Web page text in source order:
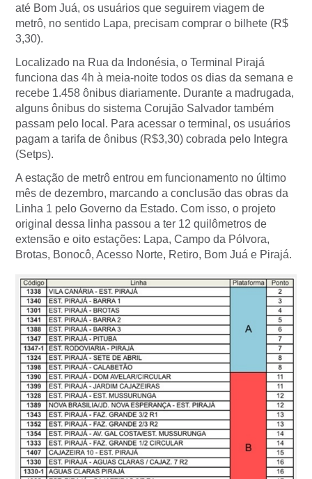
até Bom Juá, os usuários que seguirem viagem de
metrô, no sentido Lapa, precisam comprar o bilhete (R$
3,30).
Localizado na Rua da Indonésia, o Terminal Pirajá
funciona das 4h à meia-noite todos os dias da semana e
recebe 1.458 ônibus diariamente. Durante a madrugada,
alguns ônibus do sistema Corujão Salvador também
passam pelo local. Para acessar o terminal, os usuários
pagam a tarifa de ônibus (R$3,30) cobrada pelo Integra
(Setps).
A estação de metrô entrou em funcionamento no último
mês de dezembro, marcando a conclusão das obras da
Linha 1 pelo Governo da Estado. Com isso, o projeto
original dessa linha passou a ter 12 quilômetros de
extensão e oito estações: Lapa, Campo da Pólvora,
Brotas, Bonocô, Acesso Norte, Retiro, Bom Juá e Pirajá.